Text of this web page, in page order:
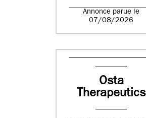
Annonce parue le
07/08/2026
Osta
Therapeutics